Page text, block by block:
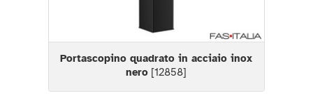
Portascopino quadrato in acciaio inox
nero [12858]